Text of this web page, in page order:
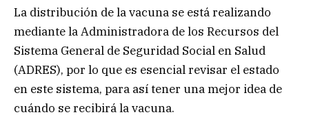
La distribución de la vacuna se está realizando
mediante la Administradora de los Recursos del
Sistema General de Seguridad Social en Salud
(ADRES), por lo que es esencial revisar el estado
en este sistema, para así tener una mejor idea de
cuándo se recibirá la vacuna.